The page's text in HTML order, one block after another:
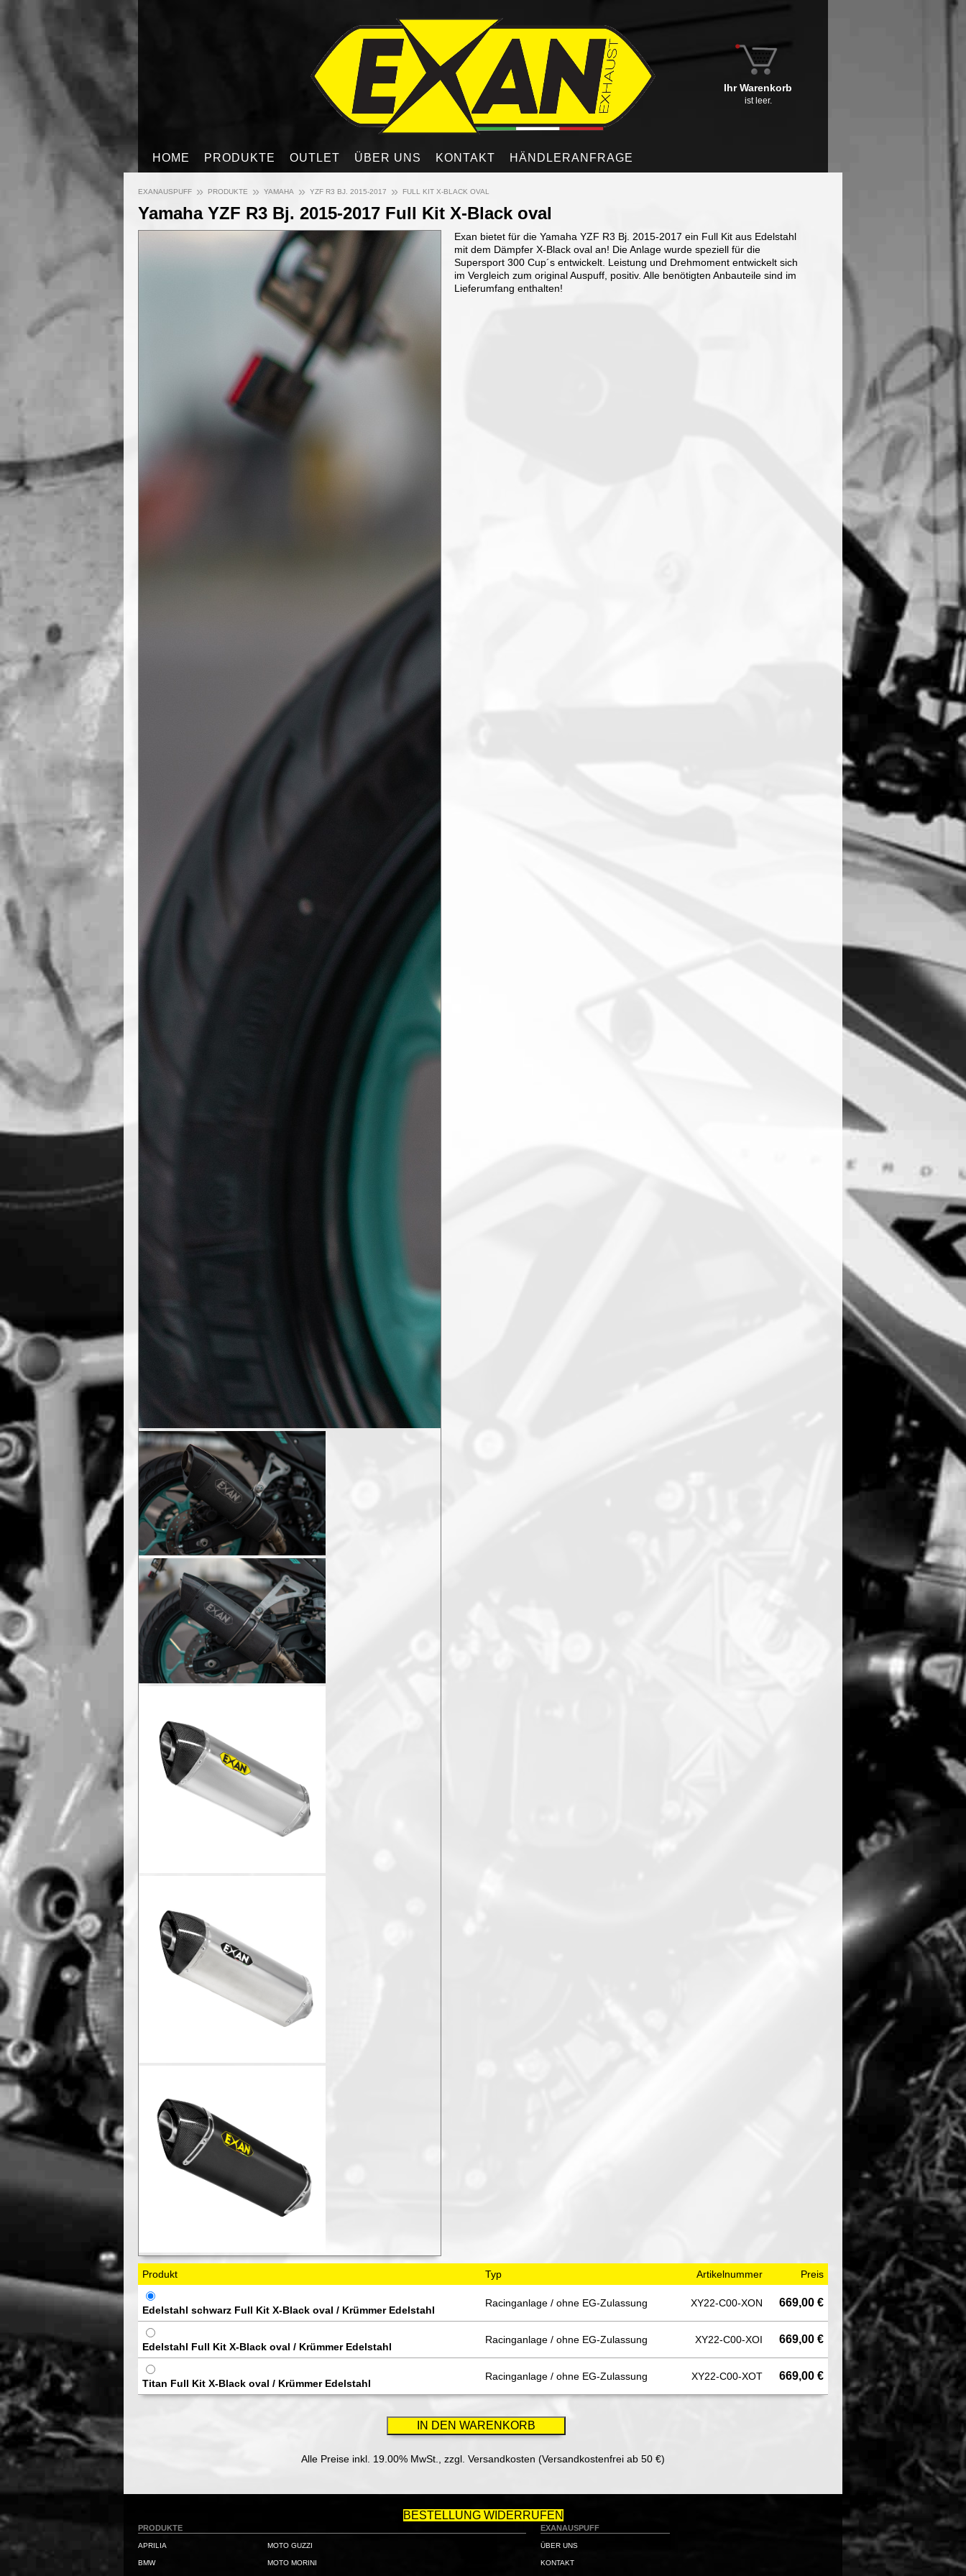
HOME PRODUKTE OUTLET ÜBER UNS KONTAKT HÄNDLERANFRAGE
Ihr Warenkorb
ist leer.
EXANAUSPUFF » PRODUKTE » YAMAHA » YZF R3 BJ. 2015-2017 » FULL KIT X-BLACK OVAL
Yamaha YZF R3 Bj. 2015-2017 Full Kit X-Black oval
Exan bietet für die Yamaha YZF R3 Bj. 2015-2017 ein Full Kit aus Edelstahl
mit dem Dämpfer X-Black oval an! Die Anlage wurde speziell für die
Supersport 300 Cup´s entwickelt. Leistung und Drehmoment entwickelt sich
im Vergleich zum original Auspuff, positiv. Alle benötigten Anbauteile sind im
Lieferumfang enthalten!
Produkt Typ Artikelnummer Preis
Edelstahl schwarz Full Kit X-Black oval / Krümmer Edelstahl
Racinganlage / ohne EG-Zulassung XY22-C00-XON 669,00 €
Edelstahl Full Kit X-Black oval / Krümmer Edelstahl
Racinganlage / ohne EG-Zulassung XY22-C00-XOI 669,00 €
Titan Full Kit X-Black oval / Krümmer Edelstahl
Racinganlage / ohne EG-Zulassung XY22-C00-XOT 669,00 €
Alle Preise inkl. 19.00% MwSt., zzgl. Versandkosten (Versandkostenfrei ab 50 €)
BESTELLUNG WIDERRUFEN
PRODUKTE
APRILIA
BMW
MOTO GUZZI
MOTO MORINI
EXANAUSPUFF
ÜBER UNS
KONTAKT